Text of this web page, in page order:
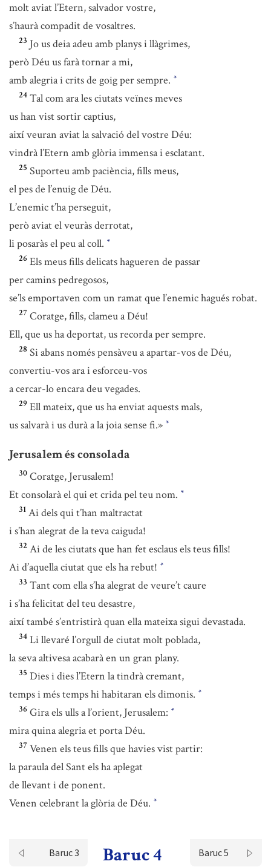
molt aviat l’Etern, salvador vostre,
s’haurà compadit de vosaltres.
23 Jo us deia adeu amb planys i llàgrimes,
però Déu us farà tornar a mi,
amb alegria i crits de goig per sempre. *
24 Tal com ara les ciutats veïnes meves
us han vist sortir captius,
així veuran aviat la salvació del vostre Déu:
vindrà l’Etern amb glòria immensa i esclatant.
25 Suporteu amb paciència, fills meus,
el pes de l’enuig de Déu.
L’enemic t’ha perseguit,
però aviat el veuràs derrotat,
li posaràs el peu al coll. *
26 Els meus fills delicats hagueren de passar
per camins pedregosos,
se’ls emportaven com un ramat que l’enemic hagués robat.
27 Coratge, fills, clameu a Déu!
Ell, que us ha deportat, us recorda per sempre.
28 Si abans només pensàveu a apartar-vos de Déu,
convertiu-vos ara i esforceu-vos
a cercar-lo encara deu vegades.
29 Ell mateix, que us ha enviat aquests mals,
us salvarà i us durà a la joia sense fi.» *
Jerusalem és consolada
30 Coratge, Jerusalem!
Et consolarà el qui et crida pel teu nom. *
31 Ai dels qui t’han maltractat
i s’han alegrat de la teva caiguda!
32 Ai de les ciutats que han fet esclaus els teus fills!
Ai d’aquella ciutat que els ha rebut! *
33 Tant com ella s’ha alegrat de veure’t caure
i s’ha felicitat del teu desastre,
així també s’entristirà quan ella mateixa sigui devastada.
34 Li llevaré l’orgull de ciutat molt poblada,
la seva altivesa acabarà en un gran plany.
35 Dies i dies l’Etern la tindrà cremant,
temps i més temps hi habitaran els dimonis. *
36 Gira els ulls a l’orient, Jerusalem: *
mira quina alegria et porta Déu.
37 Venen els teus fills que havies vist partir:
la paraula del Sant els ha aplegat
de llevant i de ponent.
Venen celebrant la glòria de Déu. *
Baruc 3 Baruc 4 Baruc 5